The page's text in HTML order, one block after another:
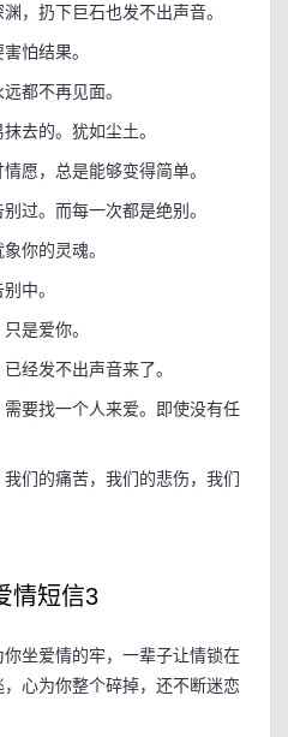
扔下巨石也发不出声音。
怕结果。
都不再见面。
去的。犹如尘土。
，总是能够变得简单。
。而每一次都是绝别。
你的灵魂。
中。
是爱你。
发不出声音来了。
要找一个人来爱。即使没有任
们的痛苦，我们的悲伤，我们
情短信3
爱情的牢，一辈子让情锁在
心为你整个碎掉，还不断迷恋